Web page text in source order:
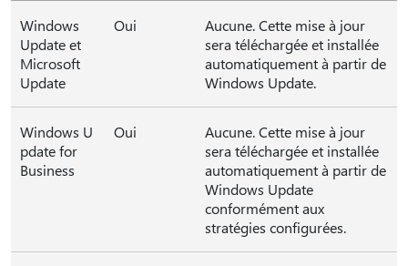
Windows
Update et
Microsoft
Update
Oui
Aucune. Cette mise à jour
sera téléchargée et installée
automatiquement à partir de
Windows Update.
Windows U
pdate for
Business
Oui
Aucune. Cette mise à jour
sera téléchargée et installée
automatiquement à partir de
Windows Update
conformément aux
stratégies configurées.